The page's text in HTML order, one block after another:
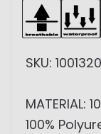
SKU: 1001320
MATERIAL:
100%